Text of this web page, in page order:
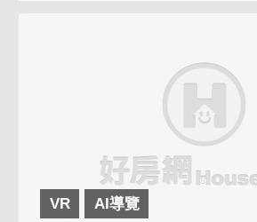
VR AI導覽